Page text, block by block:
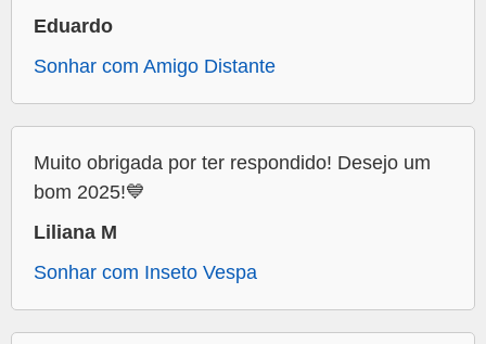
Eduardo
Sonhar com Amigo Distante
Muito obrigada por ter respondido! Desejo um
bom 2025!💙
Liliana M
Sonhar com Inseto Vespa